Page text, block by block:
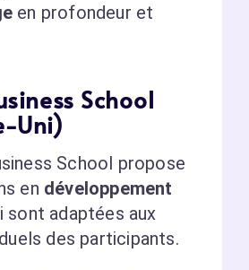
en profondeur et
School
Uni)
School propose
en développement
sont adaptées aux
des participants.